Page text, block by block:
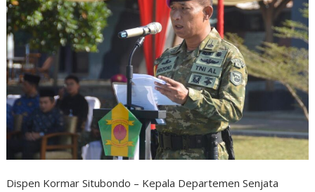
Dispen Kormar Situbondo – Kepala Departemen Senjata